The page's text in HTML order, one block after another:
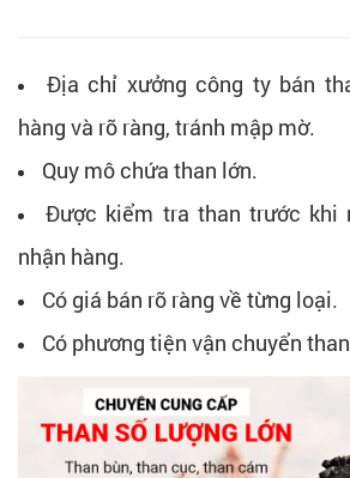
Địa chỉ xưởng công ty bán
hàng và rõ ràng, tránh mập mờ.
Quy mô chứa than lớn.
Được kiểm tra than trước khi
nhận hàng.
Có giá bán rõ ràng về từng loại.
Có phương tiện vận chuyển